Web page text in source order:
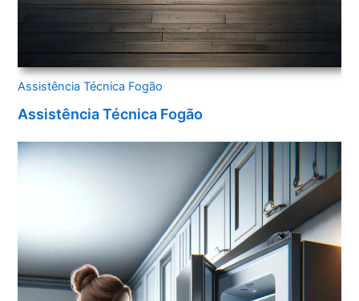
Assistência Técnica Fogão
Assistência Técnica Fogão